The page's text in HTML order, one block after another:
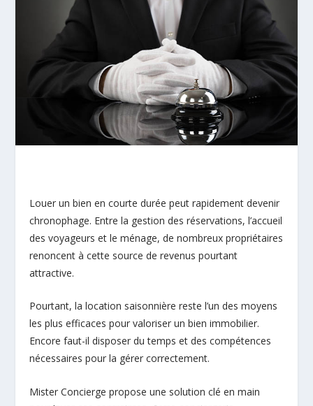
Louer un bien en courte durée peut rapidement devenir
chronophage. Entre la gestion des réservations, l’accueil
des voyageurs et le ménage, de nombreux propriétaires
renoncent à cette source de revenus pourtant
attractive.
Pourtant, la location saisonnière reste l’un des moyens
les plus efficaces pour valoriser un bien immobilier.
Encore faut-il disposer du temps et des compétences
nécessaires pour la gérer correctement.
Mister Concierge propose une solution clé en main